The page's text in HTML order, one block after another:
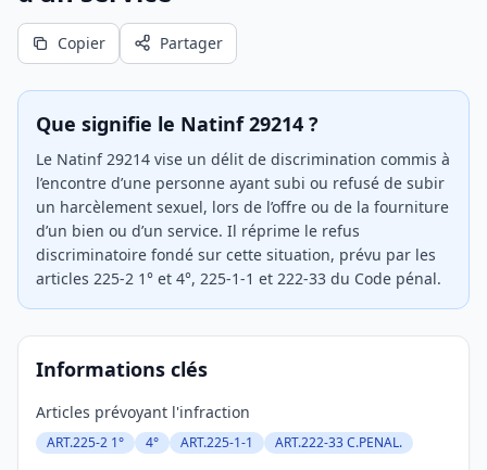
Copier Partager
Que signifie le Natinf 29214 ?
Le Natinf 29214 vise un délit de discrimination commis à
l’encontre d’une personne ayant subi ou refusé de subir
un harcèlement sexuel, lors de l’offre ou de la fourniture
d’un bien ou d’un service. Il réprime le refus
discriminatoire fondé sur cette situation, prévu par les
articles 225-2 1° et 4°, 225-1-1 et 222-33 du Code pénal.
Informations clés
Articles prévoyant l'infraction
ART.225-2 1° 4° ART.225-1-1 ART.222-33 C.PENAL.